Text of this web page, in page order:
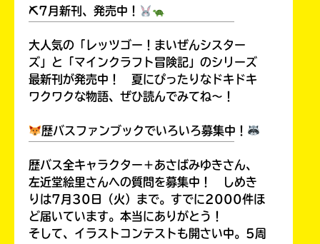
⛏7月新刊、発売中！
大人気の「レッツゴー！まいぜんシスター
ズ」と「マインクラフト冒険記」のシリーズ
最新刊が発売中！ 夏にぴったりなドキドキ
ワクワクな物語、ぜひ読んでみてね～！
歴バスファンブックでいろいろ募集中！
歴バス全キャラクター＋あさばみゆきさん、
左近堂絵里さんへの質問を募集中！ しめき
りは7月30日（火）まで。すでに2000件ほ
ど届いています。本当にありがとう！
そして、イラストコンテストも開さい中。5周